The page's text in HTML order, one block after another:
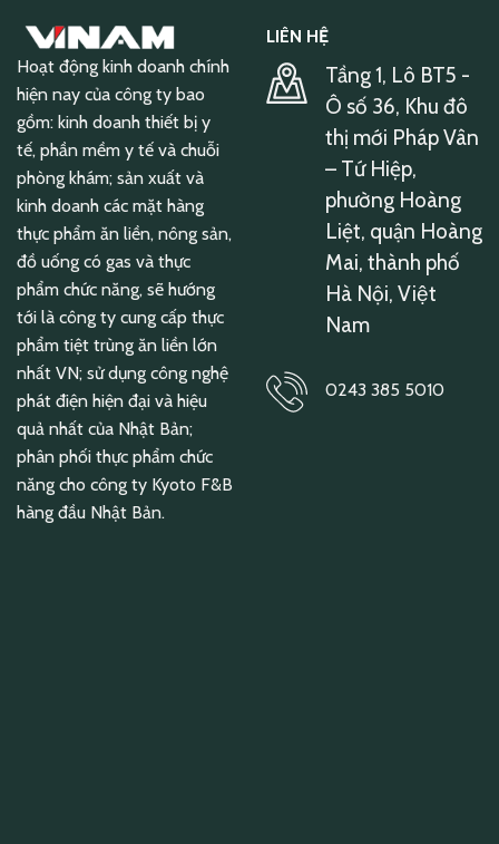
Hoạt động kinh doanh chính
hiện nay của công ty bao
gồm: kinh doanh thiết bị y
tế, phần mềm y tế và chuỗi
phòng khám; sản xuất và
kinh doanh các mặt hàng
thực phẩm ăn liền, nông sản,
đồ uống có gas và thực
phẩm chức năng, sẽ hướng
tới là công ty cung cấp thực
phẩm tiệt trùng ăn liền lớn
nhất VN; sử dụng công nghệ
phát điện hiện đại và hiệu
quả nhất của Nhật Bản;
phân phối thực phẩm chức
năng cho công ty Kyoto F&B
hàng đầu Nhật Bản.
LIÊN HỆ
Tầng 1, Lô BT5 -
Ô số 36, Khu đô
thị mới Pháp Vân
– Tứ Hiệp,
phường Hoàng
Liệt, quận Hoàng
Mai, thành phố
Hà Nội, Việt
Nam
0243 385 5010